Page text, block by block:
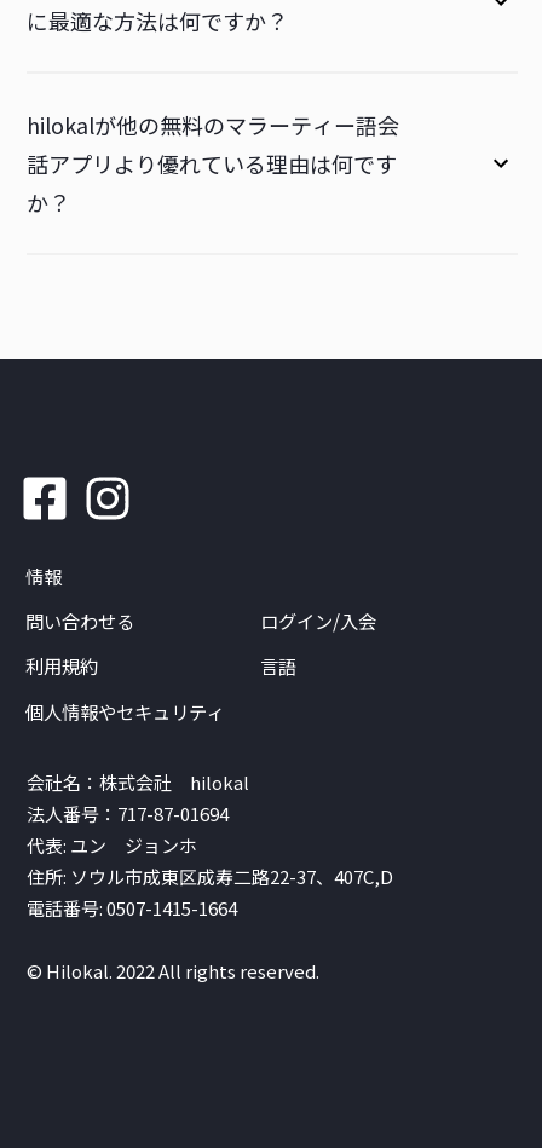
に最適な方法は何ですか？
hilokalが他の無料のマラーティー語会
話アプリより優れている理由は何です
か？
情報
問い合わせる
利用規約
個人情報やセキュリティ
ログイン/入会
言語
会社名：株式会社 hilokal
法人番号：717-87-01694
代表: ユン ジョンホ
住所: ソウル市成東区成寿二路22-37、407C,D
電話番号: 0507-1415-1664
© Hilokal. 2022 All rights reserved.